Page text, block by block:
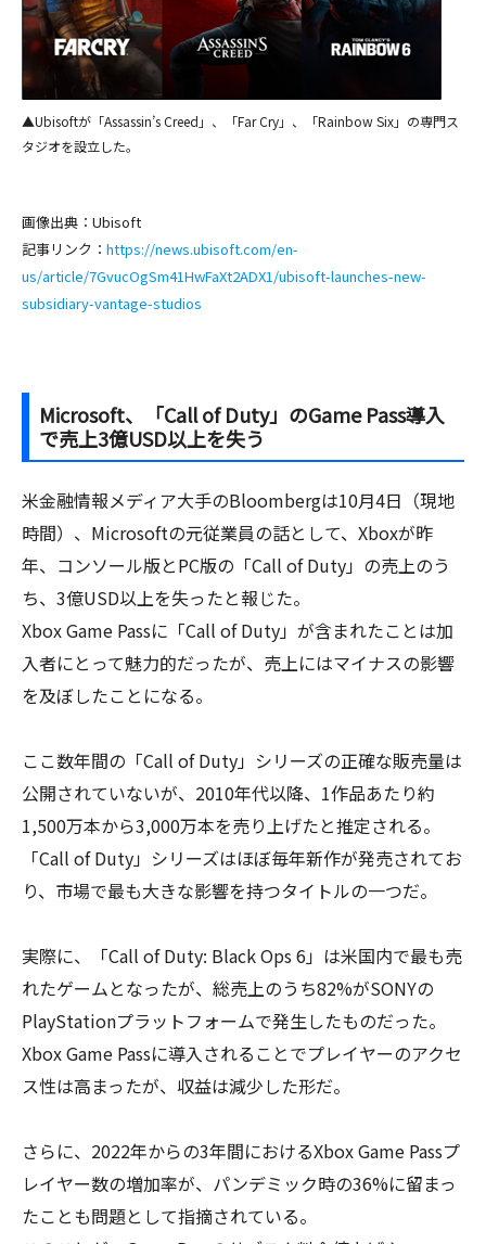
▲Ubisoftが「Assassin’s Creed」、「Far Cry」、「Rainbow Six」の専門ス
タジオを設立した。
画像出典：Ubisoft
記事リンク： https://news.ubisoft.com/en-
us/article/7GvucOgSm41HwFaXt2ADX1/ubisoft-launches-new-
subsidiary-vantage-studios
Microsoft、「Call of Duty」のGame Pass導入
で売上3億USD以上を失う
米金融情報メディア大手のBloombergは10月4日（現地
時間）、Microsoftの元従業員の話として、Xboxが昨
年、コンソール版とPC版の「Call of Duty」の売上のう
ち、3億USD以上を失ったと報じた。
Xbox Game Passに「Call of Duty」が含まれたことは加
入者にとって魅力的だったが、売上にはマイナスの影響
を及ぼしたことになる。
ここ数年間の「Call of Duty」シリーズの正確な販売量は
公開されていないが、2010年代以降、1作品あたり約
1,500万本から3,000万本を売り上げたと推定される。
「Call of Duty」シリーズはほぼ毎年新作が発売されてお
り、市場で最も大きな影響を持つタイトルの一つだ。
実際に、「Call of Duty: Black Ops 6」は米国内で最も売
れたゲームとなったが、総売上のうち82%がSONYの
PlayStationプラットフォームで発生したものだった。
Xbox Game Passに導入されることでプレイヤーのアクセ
ス性は高まったが、収益は減少した形だ。
さらに、2022年からの3年間におけるXbox Game Passプ
レイヤー数の増加率が、パンデミック時の36%に留まっ
たことも問題として指摘されている。